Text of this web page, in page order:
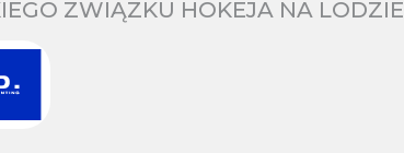
ZWIĄZKU HOKEJA NA LODZIE